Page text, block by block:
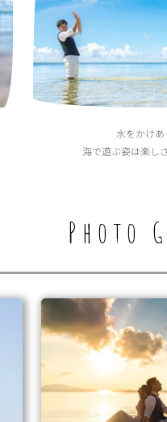
水をかけあ
海で遊ぶ姿は楽し
Photo